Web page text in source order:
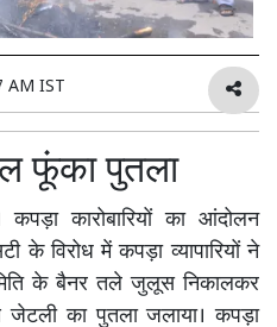
AM IST
फूंका पुतला
कपड़ा कारोबारियों का आंदोलन
के विरोध में कपड़ा व्यापारियों ने
के बैनर तले जुलूस निकालकर
जेटली का पुतला जलाया। कपड़ा